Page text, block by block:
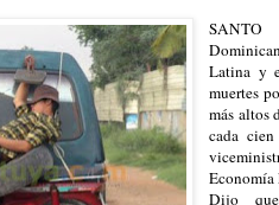
Latina y
muertes
más altos
cada
Dijo